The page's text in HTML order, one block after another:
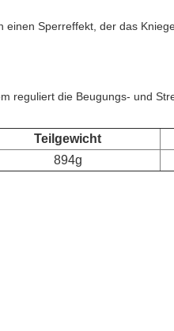
Sperreffekt, der das
reguliert die Beugungs- und
Teilgewicht
894g